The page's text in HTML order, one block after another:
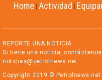
Home Actividad
REPORTE UNA NOTICIA
Si tiene una noticia, contáctenos
noticias@petrolnews.net
Copyright 2019 ©